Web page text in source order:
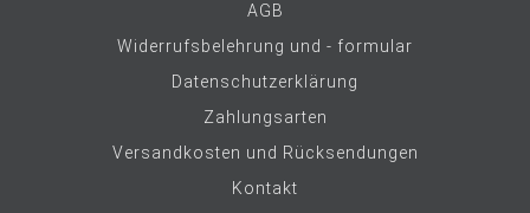
AGB
Widerrufsbelehrung und - formular
Datenschutzerklärung
Zahlungsarten
Versandkosten und Rücksendungen
Kontakt